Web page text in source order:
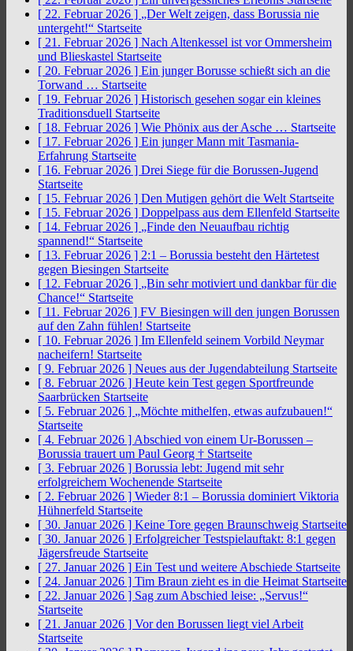
[ 22. Februar 2026 ] „Der Welt zeigen, dass Borussia nie
untergeht!“ Startseite
[ 21. Februar 2026 ] Nach Altenkessel ist vor Ommersheim
und Blieskastel Startseite
[ 20. Februar 2026 ] Ein junger Borusse schießt sich an die
Torwand … Startseite
[ 19. Februar 2026 ] Historisch gesehen sogar ein kleines
Traditionsduell Startseite
[ 18. Februar 2026 ] Wie Phönix aus der Asche … Startseite
[ 17. Februar 2026 ] Ein junger Mann mit Tasmania-
Erfahrung Startseite
[ 16. Februar 2026 ] Drei Siege für die Borussen-Jugend
Startseite
[ 15. Februar 2026 ] Den Mutigen gehört die Welt Startseite
[ 15. Februar 2026 ] Doppelpass aus dem Ellenfeld Startseite
[ 14. Februar 2026 ] „Finde den Neuaufbau richtig
spannend!“ Startseite
[ 13. Februar 2026 ] 2:1 – Borussia besteht den Härtetest
gegen Biesingen Startseite
[ 12. Februar 2026 ] „Bin sehr motiviert und dankbar für die
Chance!“ Startseite
[ 11. Februar 2026 ] FV Biesingen will den jungen Borussen
auf den Zahn fühlen! Startseite
[ 10. Februar 2026 ] Im Ellenfeld seinem Vorbild Neymar
nacheifern! Startseite
[ 9. Februar 2026 ] Neues aus der Jugendabteilung Startseite
[ 8. Februar 2026 ] Heute kein Test gegen Sportfreunde
Saarbrücken Startseite
[ 5. Februar 2026 ] „Möchte mithelfen, etwas aufzubauen!“
Startseite
[ 4. Februar 2026 ] Abschied von einem Ur-Borussen –
Borussia trauert um Paul Georg † Startseite
[ 3. Februar 2026 ] Borussia lebt: Jugend mit sehr
erfolgreichem Wochenende Startseite
[ 2. Februar 2026 ] Wieder 8:1 – Borussia dominiert Viktoria
Hühnerfeld Startseite
[ 30. Januar 2026 ] Keine Tore gegen Braunschweig Startseite
[ 30. Januar 2026 ] Erfolgreicher Testspielauftakt: 8:1 gegen
Jägersfreude Startseite
[ 27. Januar 2026 ] Ein Test und weitere Abschiede Startseite
[ 24. Januar 2026 ] Tim Braun zieht es in die Heimat Startseite
[ 22. Januar 2026 ] Sag zum Abschied leise: „Servus!“
Startseite
[ 21. Januar 2026 ] Vor den Borussen liegt viel Arbeit
Startseite